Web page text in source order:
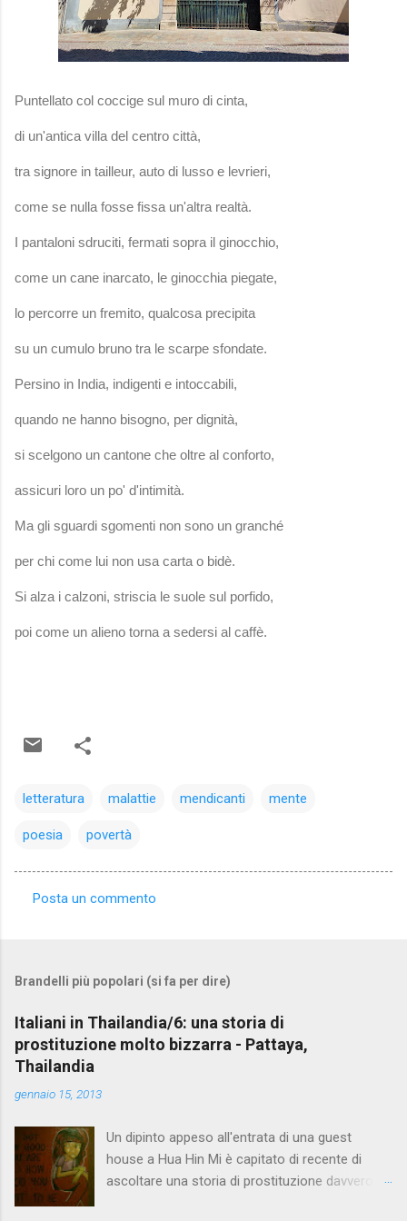
Puntellato col coccige sul muro di cinta,
di un'antica villa del centro città,
tra signore in tailleur, auto di lusso e levrieri,
come se nulla fosse fissa un'altra realtà.
I pantaloni sdruciti, fermati sopra il ginocchio,
come un cane inarcato, le ginocchia piegate,
lo percorre un fremito, qualcosa precipita
su un cumulo bruno tra le scarpe sfondate.
Persino in India, indigenti e intoccabili,
quando ne hanno bisogno, per dignità,
si scelgono un cantone che oltre al conforto,
assicuri loro un po' d'intimità.
Ma gli sguardi sgomenti non sono un granché
per chi come lui non usa carta o bidè.
Si alza i calzoni, striscia le suole sul porfido,
poi come un alieno torna a sedersi al caffè.
letteratura malattie mendicanti mente
poesia povertà
e
n
t
i
Posta un commento
Brandelli più popolari (si fa per dire)
Italiani in Thailandia/6: una storia di
prostituzione molto bizzarra - Pattaya,
Thailandia
gennaio 15, 2013
Un dipinto appeso all'entrata di una guest
house a Hua Hin Mi è capitato di recente di
ascoltare una storia di prostituzione davvero